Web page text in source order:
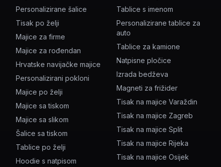
Personalizirane šalice
Tisak po želji
Majice za firme
Majice za rođendan
Hrvatske navijačke majice
Personalizirani pokloni
Majice po želji
Majice sa tiskom
Majice sa slikom
Šalice sa tiskom
Tablice po želji
Hoodie s natpisom
Tablice s imenom
Personalizirane tablice za
auto
Tablice za kamione
Natpisne pločice
Izrada bedževa
Magneti za frižider
Tisak na majice Varaždin
Tisak na majice Zagreb
Tisak na majice Split
Tisak na majice Rijeka
Tisak na majice Osijek